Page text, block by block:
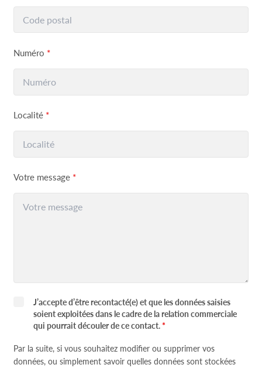
Numéro *
Localité *
Votre message *
J’accepte d’être recontacté(e) et que les données saisies
soient exploitées dans le cadre de la relation commerciale
qui pourrait découler de ce contact.*
Par la suite, si vous souhaitez modifier ou supprimer vos
données, ou simplement savoir quelles données sont stockées